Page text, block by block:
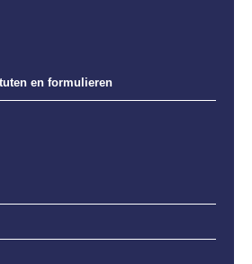
statuten en formulieren
en formulieren